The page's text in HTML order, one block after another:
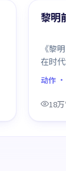
热门
黎明
《黎
在时
场对
动作·
18万